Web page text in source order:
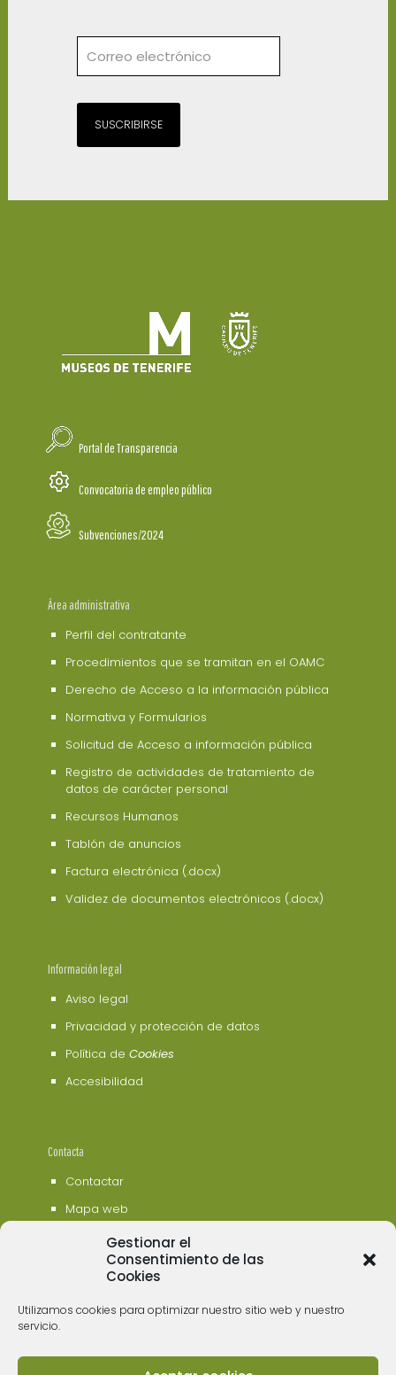
Gestionar el
Consentimiento de las
Cookies
Utilizamos cookies para optimizar nuestro sitio web y nuestro
servicio.
SUSCRIBIRSE
Portal de Transparencia
Convocatoria de empleo público
Subvenciones/2024
Área administrativa
Perfil del contratante
Procedimientos que se tramitan en el OAMC
Derecho de Acceso a la información pública
Normativa y Formularios
Solicitud de Acceso a información pública
Registro de actividades de tratamiento de
datos de carácter personal
Recursos Humanos
Tablón de anuncios
Factura electrónica (.docx)
Validez de documentos electrónicos (.docx)
Información legal
Aviso legal
Privacidad y protección de datos
Política de Cookies
Accesibilidad
Contacta
Contactar
Mapa web